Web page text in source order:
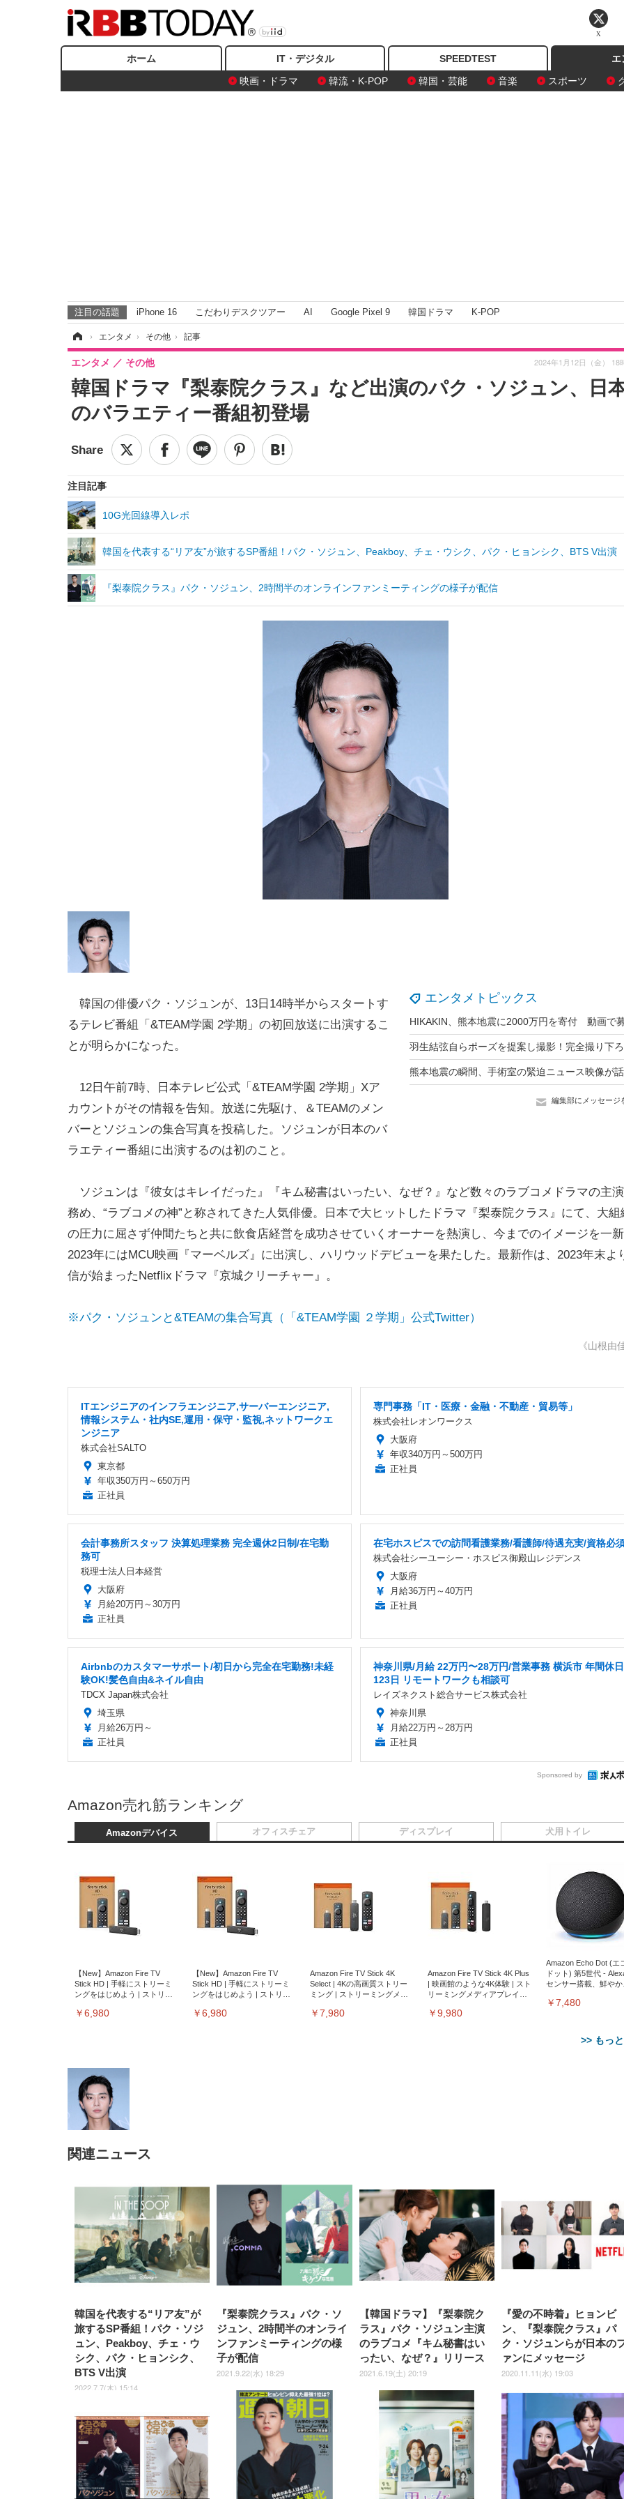
ホーム IT・デジタル SPEEDTEST
エ
映画・ドラマ
韓流・K-POP 韓国・芸能 音楽 スポーツ
注目の話題 iPhone 16 こだわりデスクツアー AI Google Pixel 9 韓国ドラマ K-POP
› エンタメ › その他 › 記事
韓国ドラマ『梨泰院クラス』など出演のパク・ソジュン、日
のバラエティー番組初登場
エンタメ その他 2024年1月12日（金） 18
注目記事
10G光回線導入レポ
韓国を代表する“リア友”が旅するSP番組！パク・ソジュン、Peakboy、チェ・ウシク、パク・ヒョンシク、BTS V出演
『梨泰院クラス』パク・ソジュン、2時間半のオンラインファンミーティングの様子が配信
エンタメトピックス
編集部にメッセージ
韓国の俳優パク・ソジュンが、13日14時半からスタートす
るテレビ番組「&TEAM学園 2学期」の初回放送に出演するこ
とが明らかになった。
12日午前7時、日本テレビ公式「&TEAM学園 2学期」Xア
カウントがその情報を告知。放送に先駆け、＆TEAMのメン
バーとソジュンの集合写真を投稿した。ソジュンが日本のバ
ラエティー番組に出演するのは初のこと。
ソジュンは『彼女はキレイだった』『キム秘書はいったい、なぜ？』など数々のラブコメドラマの主
務め、“ラブコメの神”と称されてきた人気俳優。日本で大ヒットしたドラマ『梨泰院クラス』にて、大組
の圧力に屈さず仲間たちと共に飲食店経営を成功させていくオーナーを熱演し、今までのイメージを一新
2023年にはMCU映画『マーベルズ』に出演し、ハリウッドデビューを果たした。最新作は、2023年末よ
信が始まったNetflixドラマ『京城クリーチャー』。
※パク・ソジュンと&TEAMの集合写真（「&TEAM学園 ２学期」公式Twitter）
《山根由
ITエンジニアのインフラエンジニア,サーバーエンジニア,
情報システム・社内SE,運用・保守・監視,ネットワークエ
ンジニア
株式会社SALTO
東京都
年収350万円～650万円
正社員
専門事務「IT・医療・金融・不動産・貿易等」
株式会社レオンワークス
大阪府
年収340万円～500万円
正社員
会計事務所スタッフ 決算処理業務 完全週休2日制/在宅勤
務可
税理士法人日本経営
大阪府
月給20万円～30万円
正社員
在宅ホスピスでの訪問看護業務/看護師/待遇充実/資格必
株式会社シーユーシー・ホスピス御殿山レジデンス
大阪府
月給36万円～40万円
正社員
Airbnbのカスタマーサポート/初日から完全在宅勤務!未経
験OK!髪色自由&ネイル自由
TDCX Japan株式会社
埼玉県
月給26万円～
正社員
神奈川県/月給 22万円〜28万円/営業事務 横浜市 年間休日
123日 リモートワークも相談可
レイズネクスト総合サービス株式会社
神奈川県
月給22万円～28万円
正社員
Sponsored by
Amazon売れ筋ランキング
Amazonデバイス
【New】Amazon Fire TV
Stick HD | 手軽にストリーミ
ングをはじめよう | ストリー
￥6,980
【New】Amazon Fire TV
Stick HD | 手軽にストリーミ
ングをはじめよう | ストリー
￥6,980
Amazon Fire TV Stick 4K
Select | 4Kの高画質ストリー
ミング | ストリーミングメデ
￥7,980
Amazon Fire TV Stick 4K Plus
| 映画館のような4K体験 | スト
リーミングメディアプレイヤ
￥9,980
Amazon Echo Dot (エ
ドット) 第5世代 -
センサー搭載、鮮やか
￥7,480
>> もっ
オフィスチェア
子 テレワーク 疲れない 跳ね
上げ式アームレスト コンパク
ト 約105度ロッキング pc 事務
椅子 360度回転 座面昇降 強化
ナイロン樹脂ベース 通気性メ
ッシュ 在宅ワーク H-
WY01(黒網+黒枠+黒足)
／デスクチェア メッシュチェ
ア 人間工学 疲れない ブラッ
チェア 疲れない テレワーク
チェア 強化バックレスト 30
度ロッキング機能 人間工学 椅
子 腰サポート 90度跳ね上げ
式アームレスト 3Dヘッドレス
ト ハンガー付き 高反発クッシ
ョン PCチェア 通気性メッシ
ュ ゲーミング/勉強/事務用 お
しゃれ パソコンチェア (ブラ
ック)
￥7,680
チェア 疲れない テレワーク
チェア 強化バックレスト 30度
ロッキング機能 人間工学 椅子
腰サポート 90度跳ね上げ式ア
ームレスト 3Dヘッドレスト
ハンガー付き 高反発クッショ
ン PCチェア 通気性メッシュ
ゲーミング/勉強/事務用 おし
ゃれ パソコンチェア (ホワイ
ト)
￥7,680
ポート付き 腰サポート
ス圧無段階昇降 360度
転 キャスター付き コ
クト 幅52×奥行58.5×
84～96cm テレワーク
宅勤務 ブラック
￥4,139
ディスプレイ
EV3240X-WT | 31.5型4K
UHD・USB Type-C・ホワイ
￥105,595
EV2740X-WT | 27.0型4K
UHD・USB Type-C・ホワイ
￥109,572
ク付き（CFI-ZDM1J）
￥49,979
ニター フル
HD（1920×1080）VA 非光
沢 HDMI/DisplayPort/VGA
スピーカー内蔵 高さ調整 ス
イベル VESA対応
ComfortView ビジネス向け
￥15,800
ーミングモニター QD 24.5イ
1ms FHD 量子ドット 残像低減
年保証 | 輝点保証 | 日本メーカ
￥34,980
犬用トイレ
ーツ 薄型 レギュラー 1回使い
捨て 無香料 ホワイト 300枚
ーツ 厚型 ワイド 42枚x2袋(84
枚) ホワイト(吸収面:ライトブ
ツ L 中型犬用 26枚入り 単品
￥1,800
ック) 【Amazon.co.jp限定】
Smart Basic アイリスオーヤマ
ペットシーツ 超厚型 お徳用
ワイド 100枚入 (x 1) (ケース
販売)
￥3,670
【Amazon.co.jp限定】
￥3,731
関連ニュース
韓国を代表する“リア友”が
旅するSP番組！パク・ソジ
ュン、Peakboy、チェ・ウ
シク、パク・ヒョンシク、
BTS V出演
2022.7.7(木) 15:14
『梨泰院クラス』パク・ソ
ジュン、2時間半のオンライ
ンファンミーティングの様
子が配信
2021.9.22(水) 18:29
【韓国ドラマ】『梨泰院ク
ラス』パク・ソジュン主演
のラブコメ『キム秘書はい
ったい、なぜ？』リリース
2021.6.19(土) 20:19
『愛の不時着』ヒョンビ
ン、『梨泰院クラス』パ
ク・ソジュンらが日本の
ァンにメッセージ
2020.11.11(水) 19:03
X